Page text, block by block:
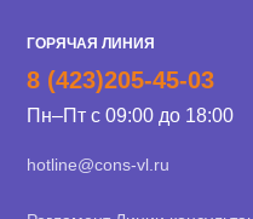
ГОРЯЧАЯ ЛИНИЯ
8 (423)205-45-03
Пн–Пт с 09:00 до 18:00
hotline@cons-vl.ru